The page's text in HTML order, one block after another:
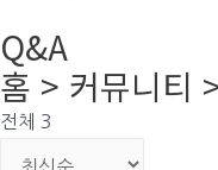
Q&A
홈 > 커뮤니티
전체 3